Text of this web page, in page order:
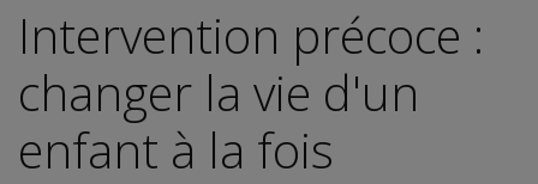
Clinical | Canada
Intervention précoce :
changer la vie d'un
enfant à la fois